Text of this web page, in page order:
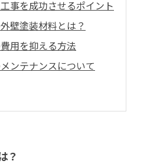
事を成功させるポイント
壁塗装材料とは？
用を抑える方法
ンテナンスについて
？